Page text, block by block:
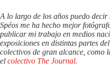
A lo largo de los años puedo
Spéos me ha hecho mejor
publicar mi trabajo en medios
exposiciones en distintas partes
colectivos de gran alcance, como
el colectivo The Journal.